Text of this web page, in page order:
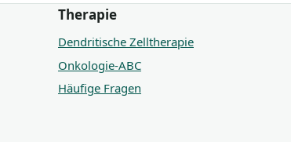
Therapie
Dendritische Zelltherapie
Onkologie-ABC
Häufige Fragen